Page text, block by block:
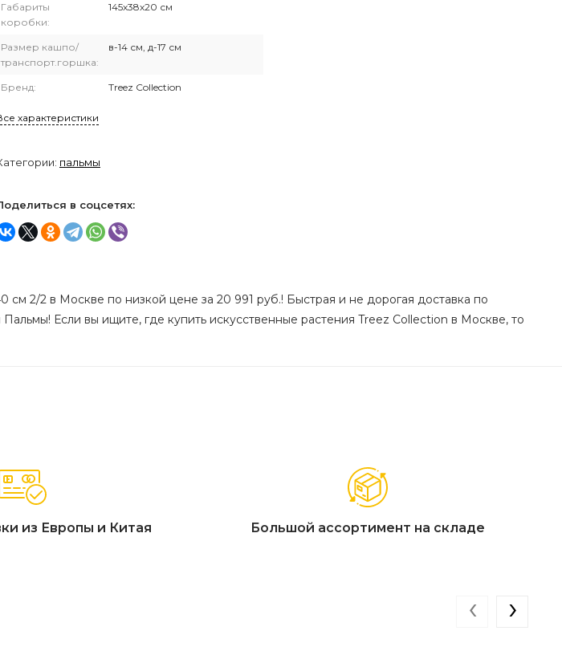
Габариты
коробки:
145х38х20 см
Размер кашпо/
транспорт.горшка:
в-14 см, д-17 см
Бренд: Treez Collection
характеристики
пальмы
в соцсетях:
2/2 в Москве по низкой цене за 20 991 руб.! Быстрая и не дорогая доставка по
Если вы ищите, где купить искусственные растения Treez Collection в Москве, то
из Европы и Китая Большой ассортимент на складе
‹ ›